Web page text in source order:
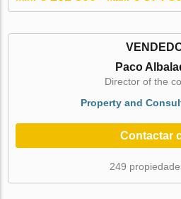
Paco
Director of the
Property and
Contactar
249